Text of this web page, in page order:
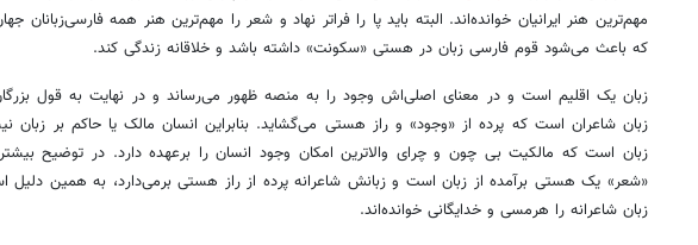
مهم‌ترین هنر ایرانیان خوانده‌اند. البته باید پا را فراتر نهاد و شعر را مهم‌ترین هنر همه فارسی‌زبانان
که باعث می‌شود قوم فارسی زبان در هستی «سکونت» داشته باشد و خلاقانه زندگی کند.
زبان یک اقلیم است و در معنای اصلی‌اش وجود را به منصه ظهور می‌رساند و در نهایت به قول
زبان شاعران است که پرده از «وجود» و راز هستی می‌گشاید. بنابراین انسان مالک یا حاکم بر زبان
زبان است که مالکیت بی چون و چرای والاترین امکان وجود انسان را برعهده دارد. در توضیح
«شعر» یک هستی برآمده از زبان است و زبانش شاعرانه پرده از راز هستی برمی‌دارد، به همین
زبان شاعرانه را هرمسی و خدایگانی خوانده‌اند.